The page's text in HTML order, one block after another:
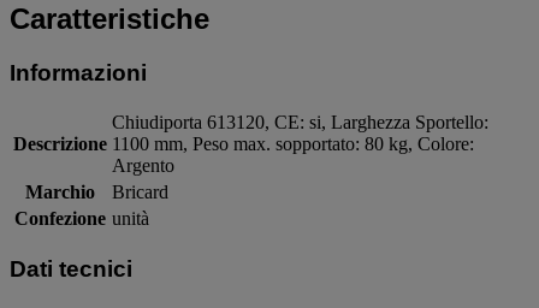
Caratteristiche
Informazioni
Descrizione
Chiudiporta 613120, CE: si, Larghezza Sportello:
1100 mm, Peso max. sopportato: 80 kg, Colore:
Argento
Marchio
Bricard
Confezione unità
Dati tecnici